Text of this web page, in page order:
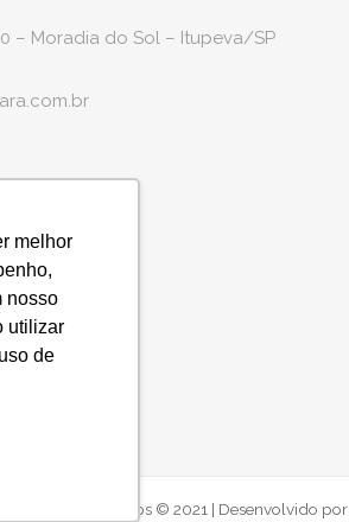
melhor
nosso
utilizar
de
– Moradia do Sol – Itupeva/SP
direitos reservados © 2021 | Desenvolvido por